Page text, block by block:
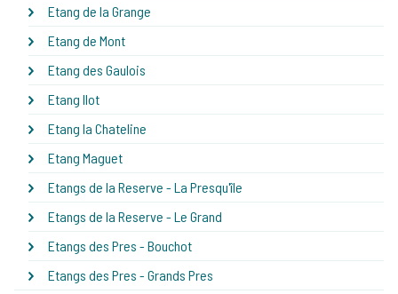
Etang de la Grange
Etang de Mont
Etang des Gaulois
Etang Ilot
Etang la Chateline
Etang Maguet
Etangs de la Reserve - La Presqu'île
Etangs de la Reserve - Le Grand
Etangs des Pres - Bouchot
Etangs des Pres - Grands Pres